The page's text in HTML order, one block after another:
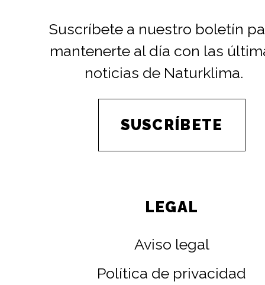
Suscríbete a nuestro boletín
mantenerte al día con las
noticias de Naturklima.
SUSCRÍBETE
LEGAL
Aviso legal
Política de privacidad